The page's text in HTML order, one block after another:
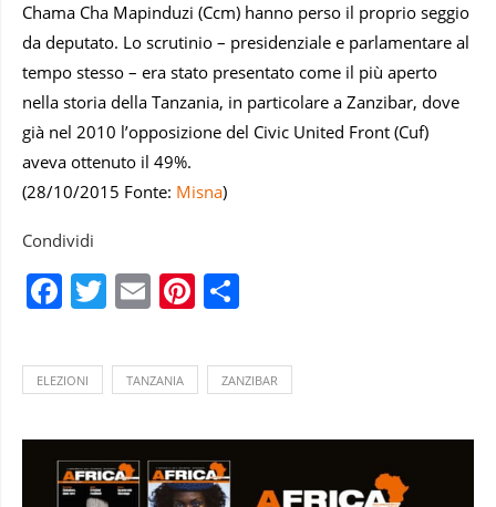
Chama Cha Mapinduzi (Ccm) hanno perso il proprio seggio
da deputato. Lo scrutinio – presidenziale e parlamentare al
tempo stesso – era stato presentato come il più aperto
nella storia della Tanzania, in particolare a Zanzibar, dove
già nel 2010 l’opposizione del Civic United Front (Cuf)
aveva ottenuto il 49%.
(28/10/2015 Fonte: Misna)
Condividi
Facebook
Twitter
EmailPinterest
ELEZIONI TANZANIA ZANZIBAR